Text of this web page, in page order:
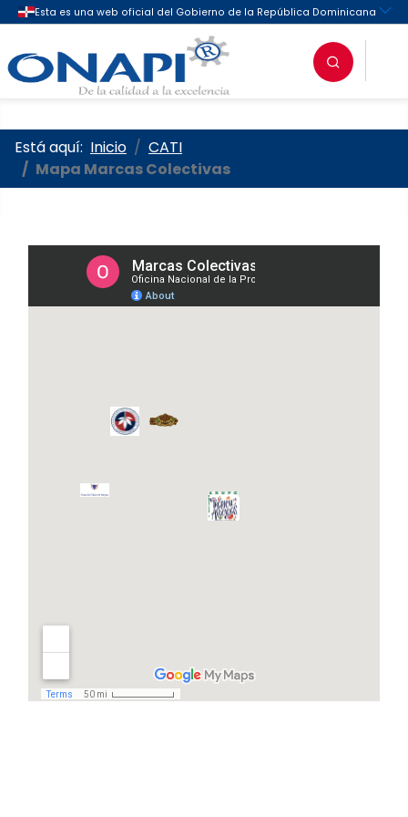
Oficina Nacional de la
Está aquí: Inicio
CATI
Mapa Marcas Colectivas